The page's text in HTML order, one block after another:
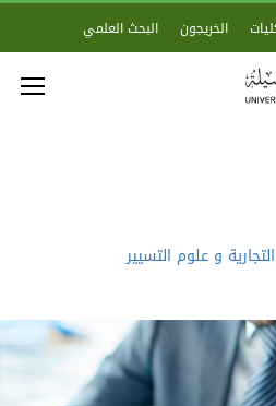
الخريجون البحث العلمي
و علوم التسيير